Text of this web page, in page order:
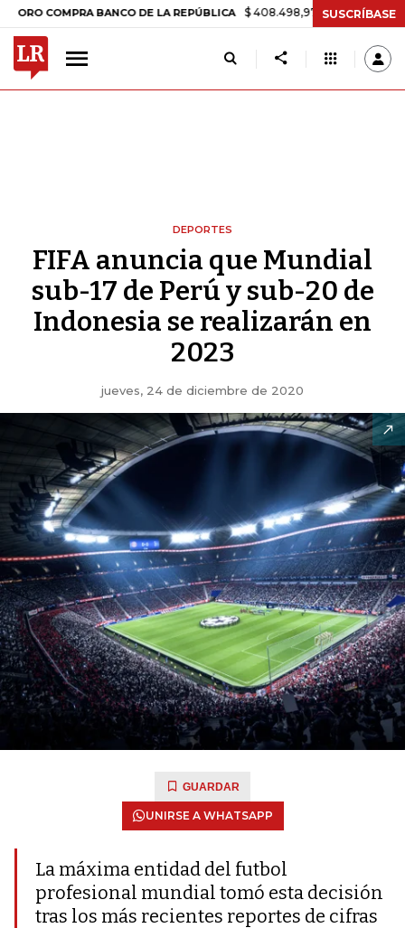
BANCO DE LA REPÚBLICA $ 408.498,97 +$ 8.753,81 +2,19%
SUSCRÍBASE
DEPORTES
FIFA anuncia que Mundial
sub-17 de Perú y sub-20 de
Indonesia se realizarán en
2023
jueves, 24 de diciembre de 2020
GUARDAR
UNIRSE A WHATSAPP
La máxima entidad del futbol
profesional mundial tomó esta decisión
tras los más recientes reportes de cifras